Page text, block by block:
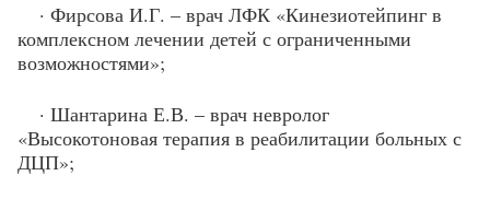
· Фирсова И.Г. – врач ЛФК «Кинезиотейпинг в
комплексном лечении детей с ограниченными
возможностями»;
· Шантарина Е.В. – врач невролог
«Высокотоновая терапия в реабилитации больных с
ДЦП»;